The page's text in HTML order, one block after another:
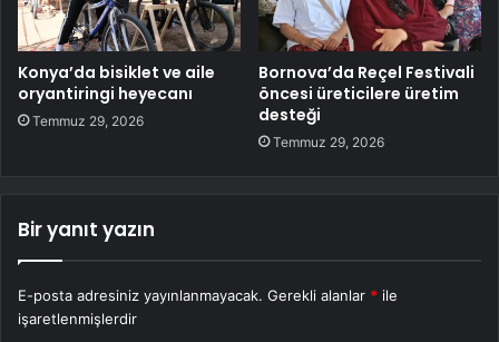
Konya’da bisiklet ve aile
oryantiringi heyecanı
Temmuz 29, 2026
Bornova’da Reçel Festivali
öncesi üreticilere üretim
desteği
Temmuz 29, 2026
Bir yanıt yazın
E-posta adresiniz yayınlanmayacak. Gerekli alanlar * ile
işaretlenmişlerdir